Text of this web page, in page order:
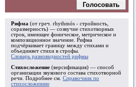
Голосовать
Рифма (от греч. rhythmós - стройность,
соразмерность) — созвучие стихотворных
строк, имеющее фоническое, метрическое и
композиционное значение. Рифма
подчёркивает границу между стихами и
объединяет стихи в строфы
Словарь разновидностей рифмы
Стихосложение (версификация) — способ
организации звукового состава стихотворной
речи. Подробнее см. Справочник по
стихосложению